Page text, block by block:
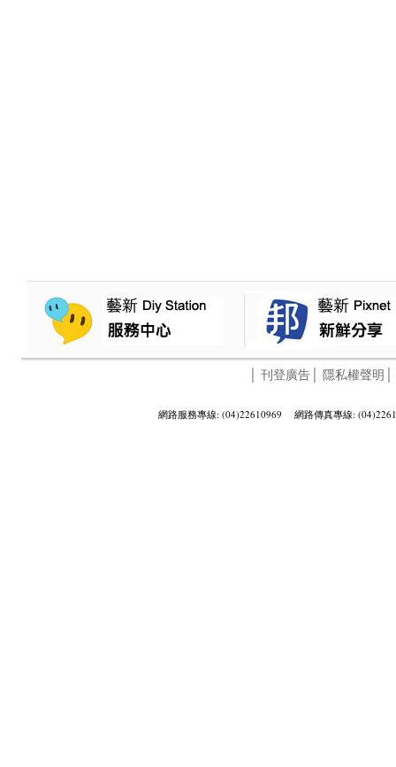
刊登廣告│ 隱私權聲明
網路服務專線: (04)22610969 網路傳真專線: